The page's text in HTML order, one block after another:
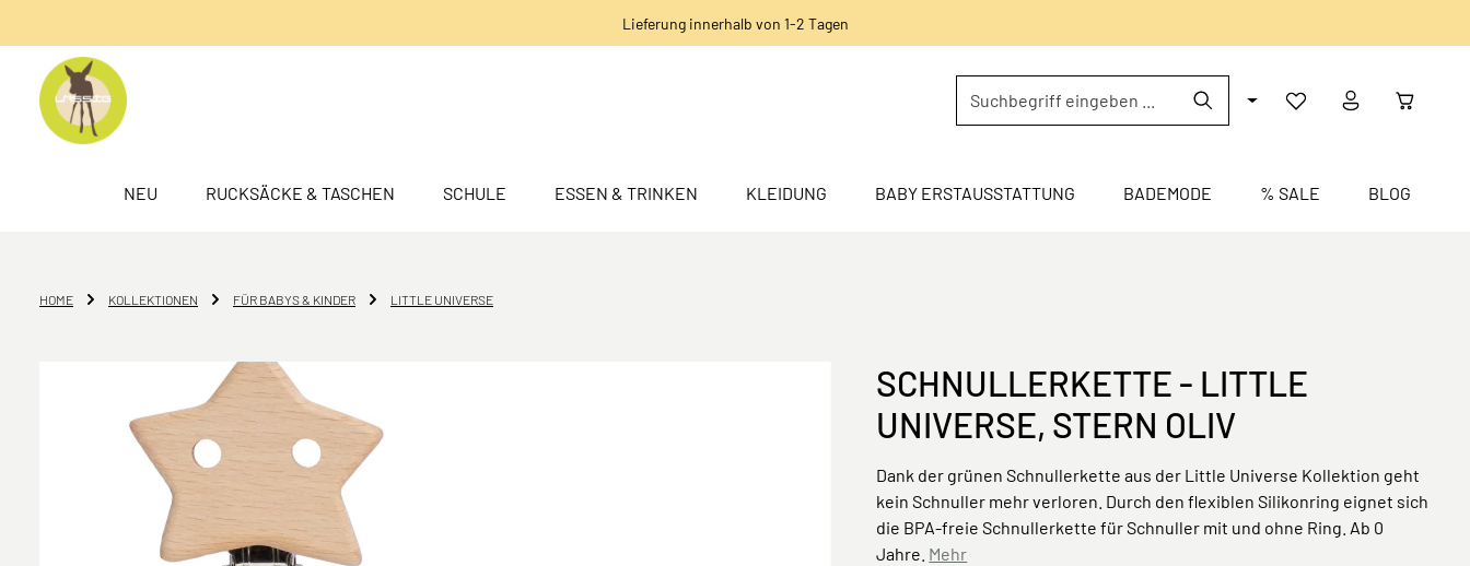
Lieferung innerhalb von 1-2 Tagen
NEU RUCKSÄCKE & TASCHEN SCHULE ESSEN & TRINKEN KLEIDUNG BABY ERSTAUSSTATTUNG BADEMODE % SALE BLOG
HOME KOLLEKTIONEN FÜR BABYS & KINDER LITTLE UNIVERSE
Bildergalerie überspringen
SCHNULLERKETTE - LITTLE
UNIVERSE, STERN OLIV
Dank der grünen Schnullerkette aus der Little Universe Kollektion geht
kein Schnuller mehr verloren. Durch den flexiblen Silikonring eignet sich
die BPA-freie Schnullerkette für Schnuller mit und ohne Ring. Ab 0
Jahre. Mehr